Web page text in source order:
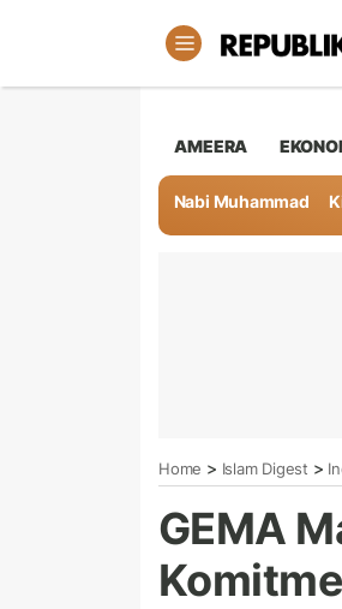
AMEERA
Nabi Muhammad
Home > Islam Digest >
GEMA